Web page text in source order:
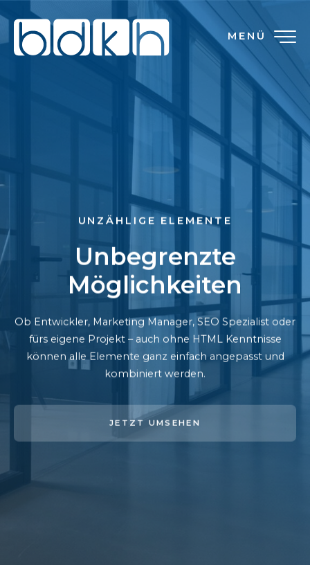
MENÜ
UNZÄHLIGE ELEMENTE
Unbegrenzte
Möglichkeiten
Ob Entwickler, Marketing Manager, SEO Spezialist oder
fürs eigene Projekt – auch ohne HTML Kenntnisse
können alle Elemente ganz einfach angepasst und
kombiniert werden.
JETZT UMSEHEN